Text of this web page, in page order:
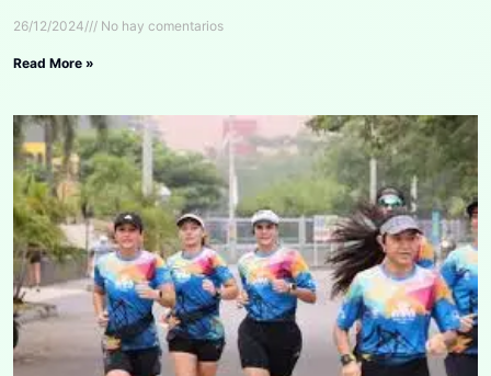
26/12/2024 No hay comentarios
Read More »